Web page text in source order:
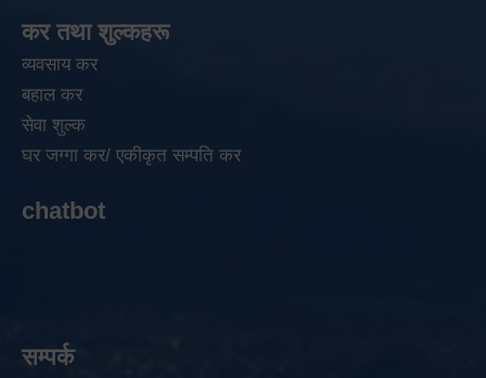
कर तथा शुल्कहरू
व्यवसाय कर
बहाल कर
सेवा शुल्क
घर जग्गा कर/ एकीकृत सम्पति कर
chatbot
सम्पर्क